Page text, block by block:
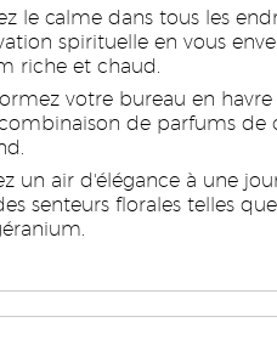
le calme dans tous les
spirituelle en vous
riche et chaud.
votre bureau en
de parfums de
un air d'élégance à une
senteurs florales telles